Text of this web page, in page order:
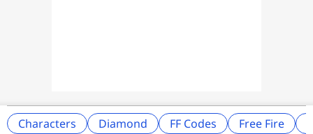
Characters Diamond FF Codes Free Fire